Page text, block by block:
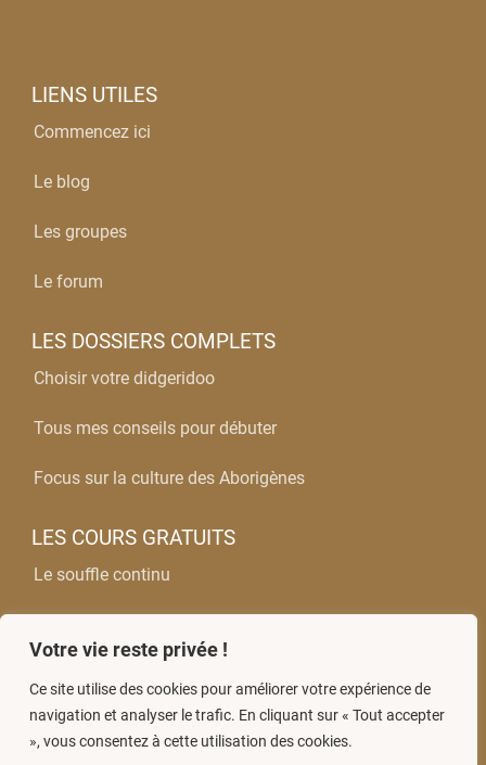
Votre vie reste privée !
Ce site utilise des cookies pour améliorer votre expérience de
navigation et analyser le trafic. En cliquant sur « Tout accepter
», vous consentez à cette utilisation des cookies.
LIENS UTILES
Commencez ici
Le blog
Les groupes
Le forum
LES DOSSIERS COMPLETS
Choisir votre didgeridoo
Tous mes conseils pour débuter
Focus sur la culture des Aborigènes
LES COURS GRATUITS
Le souffle continu